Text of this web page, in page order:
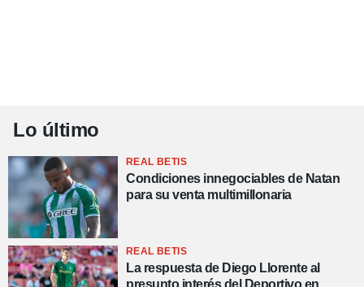
Lo último
REAL BETIS
Condiciones innegociables de Natan
para su venta multimillonaria
REAL BETIS
La respuesta de Diego Llorente al
presunto interés del Deportivo en